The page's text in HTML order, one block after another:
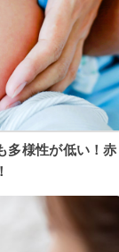
多様性が低い！赤